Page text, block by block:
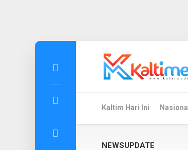
Kaltim Hari Ini Nasional
NEWSUPDATE